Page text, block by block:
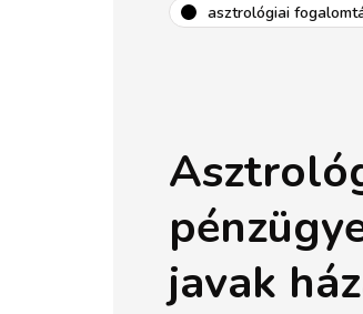
asztrológiai
javak